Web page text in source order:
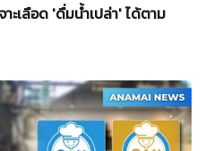
ะเลือด 'ดื่มน้ำเปล่า' ได้ตาม